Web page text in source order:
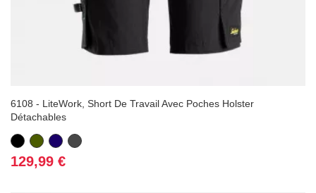
6108 - LiteWork, Short De Travail Avec Poches Holster
Détachables
Noir Vert
Kaki
Bleu
marine
Gris
Prix
129,99 €